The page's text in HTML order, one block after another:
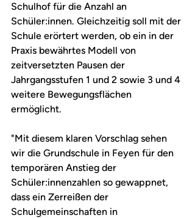
Schulhof für die Anzahl an
Schüler:innen. Gleichzeitig soll mit der
Schule erörtert werden, ob ein in der
Praxis bewährtes Modell von
zeitversetzten Pausen der
Jahrgangsstufen 1 und 2 sowie 3 und 4
weitere Bewegungsflächen
ermöglicht.
"Mit diesem klaren Vorschlag sehen
wir die Grundschule in Feyen für den
temporären Anstieg der
Schüler:innenzahlen so gewappnet,
dass ein Zerreißen der
Schulgemeinschaften in